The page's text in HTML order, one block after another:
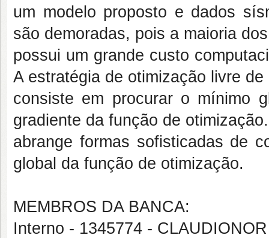
um modelo proposto e dados
são demoradas, pois a maioria
possui um grande custo
A estratégia de otimização livre de
consiste em procurar o mínimo
gradiente da função de
abrange formas sofisticadas de
global da função de otimização.
MEMBROS DA BANCA:
Interno - 1345774 -